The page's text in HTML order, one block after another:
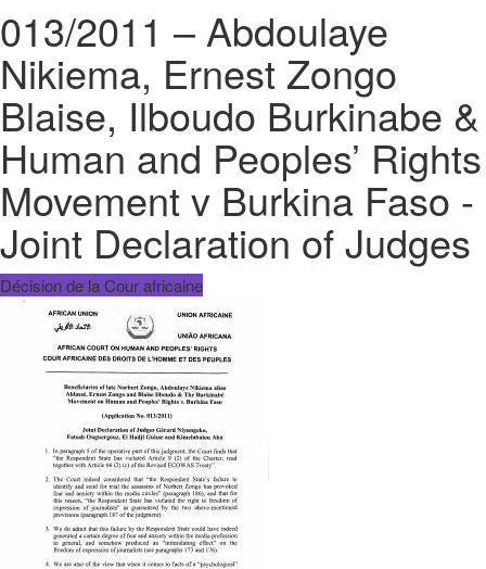
013/2011 – Abdoulaye
Nikiema, Ernest Zongo
Blaise, Ilboudo Burkinabe &
Human and Peoples’ Rights
Movement v Burkina Faso -
Joint Declaration of Judges
Décision de la Cour africaine